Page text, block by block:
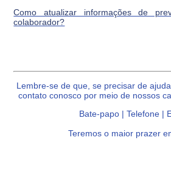
Como atualizar informações de
colaborador?
Lembre-se de que, se precisar de
contato conosco por meio de nossos
Bate-papo | Telefone |
Teremos o maior prazer